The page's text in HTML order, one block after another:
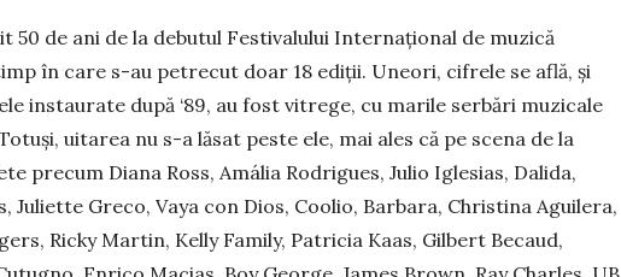
50 de ani de la debutul Fes­tivalului Interna­ţio­nal de muzică
în care s-au petrecut doar 18 ediţii. Uneori, cifrele se află, și
instau­rate după ‘89, au fost vitrege, cu marile serbări muzicale
uitarea nu s-a lăsat peste ele, mai ales că pe scena de la
pre­cum Diana Ross, Amália Ro­dri­gues, Julio Iglesias, Dalida,
Juliette Greco, Vaya con Dios, Coolio, Barbara, Christina Agui­lera,
Ricky Martin, Kelly Family, Patricia Kaas, Gilbert Be­caud,